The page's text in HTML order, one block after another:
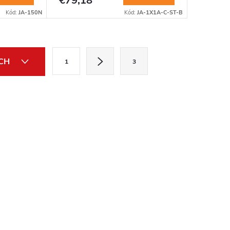
Kód: JA-150N Kód: JA-1X1A-C-ST-B
1 3